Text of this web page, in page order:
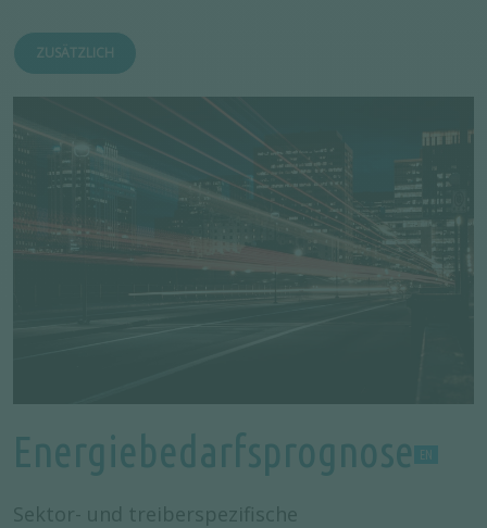
ZUSÄTZLICH
Energiebedarfsprognose
Sektor- und treiberspezifische